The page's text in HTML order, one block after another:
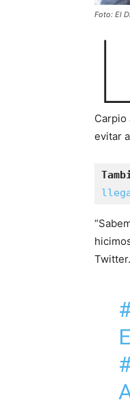
Foto: El
Carpio
evitar
Twitter.